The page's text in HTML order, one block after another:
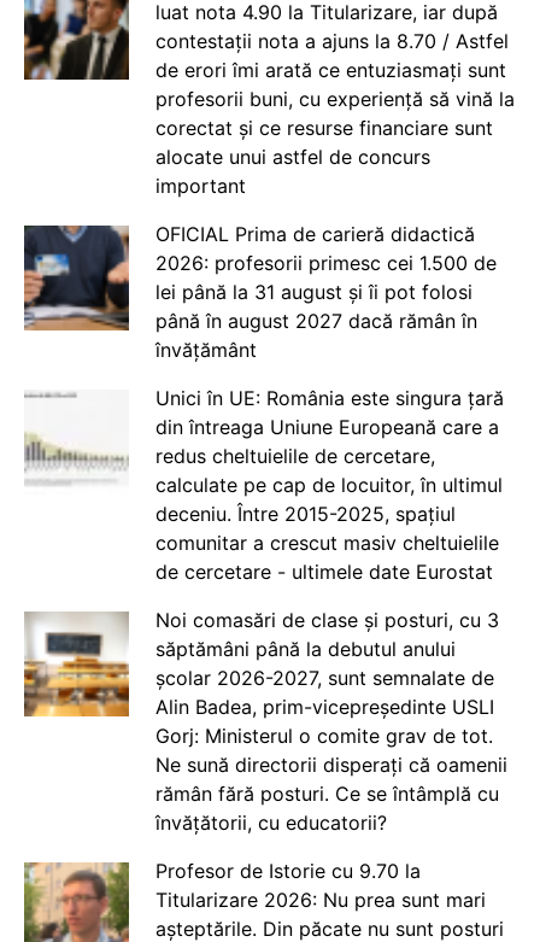
luat nota 4.90 la Titularizare, iar după
contestații nota a ajuns la 8.70 / Astfel
de erori îmi arată ce entuziasmați sunt
profesorii buni, cu experiență să vină la
corectat și ce resurse financiare sunt
alocate unui astfel de concurs
important
OFICIAL Prima de carieră didactică
2026: profesorii primesc cei 1.500 de
lei până la 31 august și îi pot folosi
până în august 2027 dacă rămân în
învățământ
Unici în UE: România este singura țară
din întreaga Uniune Europeană care a
redus cheltuielile de cercetare,
calculate pe cap de locuitor, în ultimul
deceniu. Între 2015-2025, spațiul
comunitar a crescut masiv cheltuielile
de cercetare - ultimele date Eurostat
Noi comasări de clase și posturi, cu 3
săptămâni până la debutul anului
școlar 2026-2027, sunt semnalate de
Alin Badea, prim-vicepreședinte USLI
Gorj: Ministerul o comite grav de tot.
Ne sună directorii disperați că oamenii
rămân fără posturi. Ce se întâmplă cu
învățătorii, cu educatorii?
Profesor de Istorie cu 9.70 la
Titularizare 2026: Nu prea sunt mari
așteptările. Din păcate nu sunt posturi